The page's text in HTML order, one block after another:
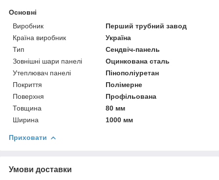
Основні
Виробник
Перший трубний завод
Країна виробник
Україна
Тип
Сендвіч-панель
Зовнішні шари панелі
Оцинкована сталь
Утеплювач панелі
Пінополіуретан
Покриття
Полімерне
Поверхня
Профільована
Товщина
80 мм
Ширина
1000 мм
Приховати
Умови доставки